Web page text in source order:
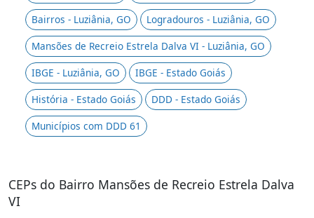
Bairros - Luziânia, GO
Logradouros - Luziânia, GO
Mansões de Recreio Estrela Dalva VI - Luziânia, GO
IBGE - Luziânia, GO
IBGE - Estado Goiás
História - Estado Goiás
DDD - Estado Goiás
Municípios com DDD 61
CEPs do Bairro Mansões de Recreio Estrela Dalva
VI